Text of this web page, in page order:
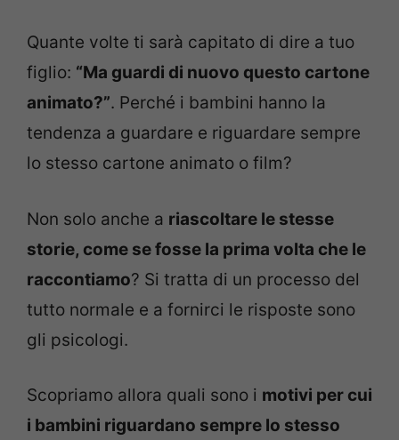
Quante volte ti sarà capitato di dire a tuo
figlio: “Ma guardi di nuovo questo cartone
animato?”. Perché i bambini hanno la
tendenza a guardare e riguardare sempre
lo stesso cartone animato o film?
Non solo anche a riascoltare le stesse
storie, come se fosse la prima volta che le
raccontiamo? Si tratta di un processo del
tutto normale e a fornirci le risposte sono
gli psicologi.
Scopriamo allora quali sono i motivi per cui
i bambini riguardano sempre lo stesso